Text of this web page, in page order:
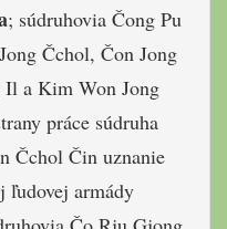
; súdruhovia Čong Pu
Čchol, Čon Jong
a Kim Won Jong
práce súdruha
Čchol Čin uznanie
ľudovej armády